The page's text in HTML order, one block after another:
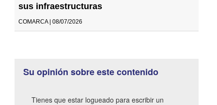
sus infraestructuras
COMARCA | 08/07/2026
Su opinión sobre este contenido
Tienes que estar logueado para escribir un